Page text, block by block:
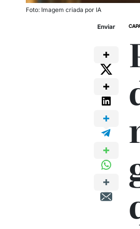
Foto: Imagem criada por IA
Enviar